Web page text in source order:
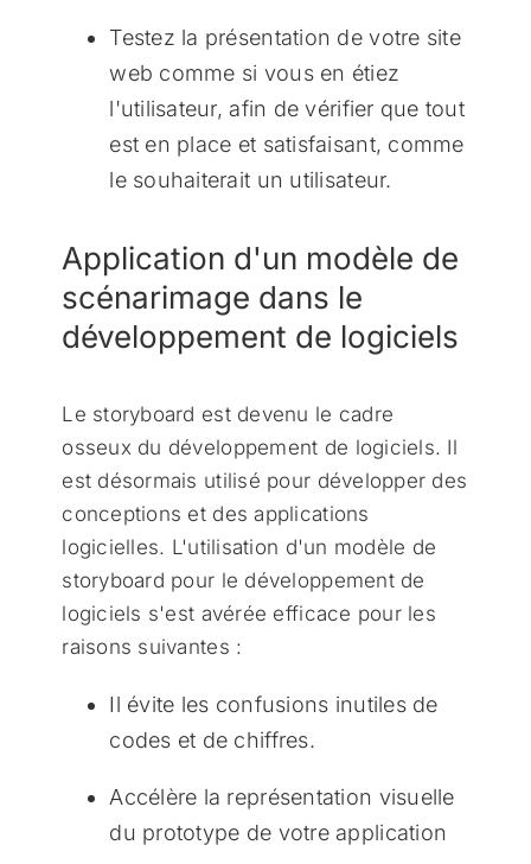
Testez la présentation de votre site
web comme si vous en étiez
l'utilisateur, afin de vérifier que tout
est en place et satisfaisant, comme
le souhaiterait un utilisateur.
Application d'un modèle de
scénarimage dans le
développement de logiciels
Le storyboard est devenu le cadre
osseux du développement de logiciels. Il
est désormais utilisé pour développer des
conceptions et des applications
logicielles. L'utilisation d'un modèle de
storyboard pour le développement de
logiciels s'est avérée efficace pour les
raisons suivantes :
Il évite les confusions inutiles de
codes et de chiffres.
Accélère la représentation visuelle
du prototype de votre application